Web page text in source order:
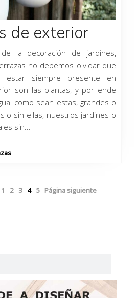
de exterior
la decoración de jardines,
no debemos olvidar que
siempre presente en
son las plantas, y por ende
como sean estas, grandes o
o sin ellas, nuestros jardines o
sin...
1 2 3 4 5 Página siguiente